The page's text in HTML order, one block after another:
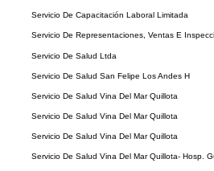
Servicio De Capacitación Laboral Limitada
Servicio De Representaciones, Ventas E
Servicio De Salud Ltda
Servicio De Salud San Felipe Los Andes H
Servicio De Salud Vina Del Mar Quillota
Servicio De Salud Vina Del Mar Quillota
Servicio De Salud Vina Del Mar Quillota
Servicio De Salud Vina Del Mar Quillota- Hosp.